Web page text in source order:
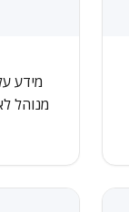
מידע
מנוהל